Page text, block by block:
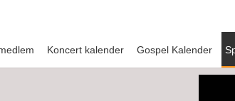
Koncert kalender Gospel Kalender